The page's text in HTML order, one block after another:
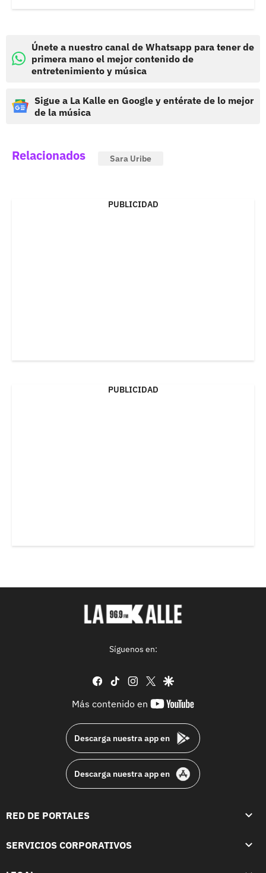
Únete a nuestro canal de Whatsapp para tener de
primera mano el mejor contenido de
entretenimiento y música
Sigue a La Kalle en Google y entérate de lo mejor
de la música
Relacionados Sara Uribe
PUBLICIDAD
PUBLICIDAD
Síguenos en:
facebook
tiktok instagram
twittergoogle
Más contenido en
youtube-
Descarga nuestra app en
Descarga nuestra app en
RED DE PORTALES
SERVICIOS CORPORATIVOS